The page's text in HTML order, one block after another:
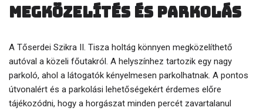
Megközelítés és parkolás
A Tőserdei Szikra II. Tisza holtág könnyen megközelíthető
autóval a közeli főutakról. A helyszínhez tartozik egy nagy
parkoló, ahol a látogatók kényelmesen parkolhatnak. A pontos
útvonalért és a parkolási lehetőségekért érdemes előre
tájékozódni, hogy a horgászat minden percét zavartalanul